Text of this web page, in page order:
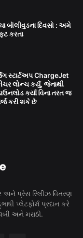
બૉલીવુડના દિવસો : અમે
કરતા
સ્ટાર્ટઅપ ChargeJet
લોન્ચ કર્યું, જેનાથી
કર્યા વિના તરત જ
કરી શકે છે
અને પ્રેસ રિલીઝ વિતરણ
પ્લેટફોર્મ પ્રદાન કરે
અને મરાઠી.